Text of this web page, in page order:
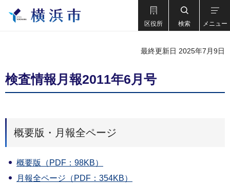
区役所 検索 メニュー
最終更新日 2025年7月9日
検査情報月報2011年6月号
概要版・月報全ページ
概要版（PDF：98KB）
月報全ページ（PDF：354KB）